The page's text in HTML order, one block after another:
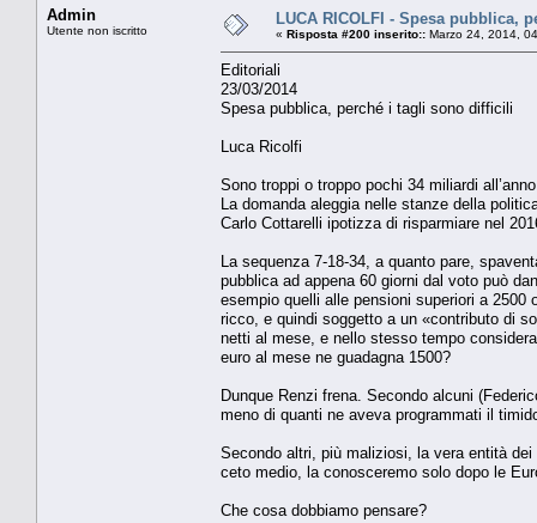
Admin
Utente non iscritto
LUCA RICOLFI - Spesa pubblica,
« Risposta #200 inserito:: Marzo 24, 2014,
Editoriali
23/03/2014
Spesa pubblica, perché i tagli sono difficili
Luca Ricolfi
Sono troppi o troppo pochi 34 miliardi
La domanda aleggia nelle stanze della
Carlo Cottarelli ipotizza di risparmiare nel
La sequenza 7-18-34, a quanto pare,
pubblica ad appena 60 giorni dal voto può
esempio quelli alle pensioni superiori a
ricco, e quindi soggetto a un «contributo di
netti al mese, e nello stesso tempo
euro al mese ne guadagna 1500?
Dunque Renzi frena. Secondo alcuni
meno di quanti ne aveva programmati il
Secondo altri, più maliziosi, la vera entità
ceto medio, la conosceremo solo dopo le
Che cosa dobbiamo pensare?